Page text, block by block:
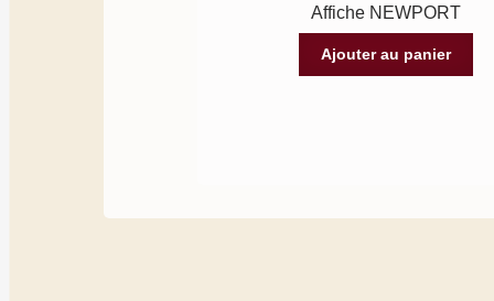
Affiche NEWPORT
Ajouter au panier